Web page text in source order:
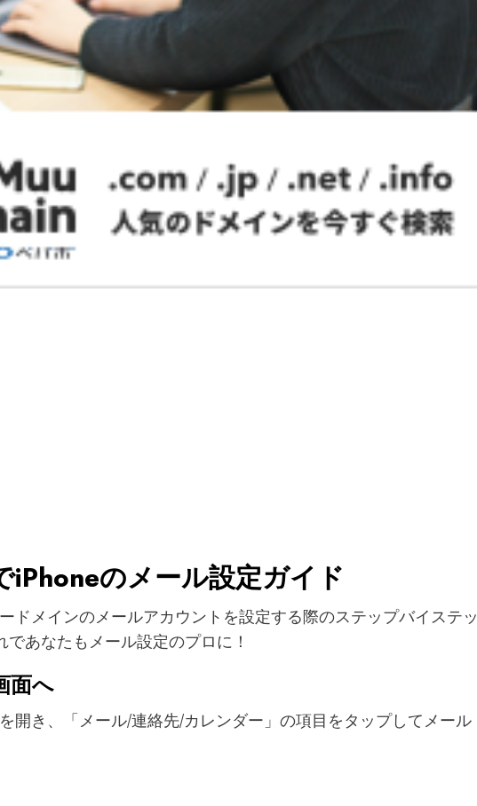
iPhoneのメール設定ガイド
ドメインのメールアカウントを設定する際のステップバイステッ
あなたもメール設定のプロに！
面へ
開き、「メール/連絡先/カレンダー」の項目をタップしてメール